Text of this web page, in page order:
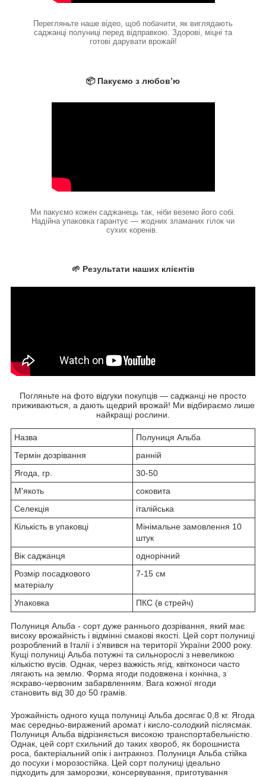
Перегляньте наше відео, щоб побачити, як виглядають
саджанці полуниці перед відправкою. Здорові, міцні та
готові дарувати врожай!
📦 Пакуємо з любов’ю
Ми пакуємо кожен саджанець так, ніби веземо його собі.
Надійна упаковка гарантує — жодних зламаних гілок чи
сухих коренів.
🌱 Результати наших клієнтів
Погляньте на фото відгуки покупців — саджанці не просто
приживаються, а дають щедрий врожай! Ми відбираємо лише
найкращі рослини.
Назва
Полуниця Альба
Термін дозрівання
ранній
Ягода, гр.
30-50
М'якоть
соковита
Селекція
італійська
Кількість в упаковці
Мінімальне замовлення 10
штук
Вік саджанця
однорічний
Розмір посадкового
матеріалу
7-15 см
Упаковка ПКС (в стрейч)
Полуниця Альба - сорт дуже раннього дозрівання, який має
високу врожайність і відмінні смакові якості. Цей сорт полуниці
розроблений в Італії і з'явився на території України 2000 року.
Кущі полуниці Альба потужні та сильнорослі з невеликою
кількістю вусів. Однак, через важкість ягід, квітконоси часто
лягають на землю. Форма ягоди подовжена і конічна, з
яскраво-червоним забарвленням. Вага кожної ягоди
становить від 30 до 50 грамів.
Урожайність одного куща полуниці Альба досягає 0,8 кг. Ягода
має середньо-виражений аромат і кисло-солодкий післясмак.
Полуниця Альба відрізняється високою транспортабельністю.
Однак, цей сорт схильний до таких хвороб, як борошниста
роса, бактеріальний опік і антракноз. Полуниця Альба стійка
до посухи і морозостійка. Цей сорт полуниці ідеально
підходить для заморозки, консервування, приготування